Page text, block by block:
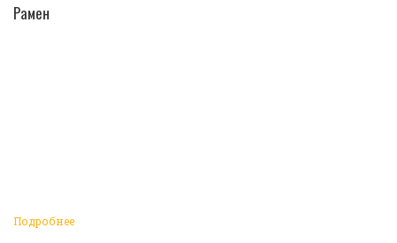
Рамен
Подробнее